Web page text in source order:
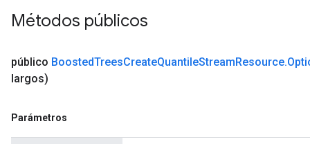
Métodos públicos
público BoostedTreesCreateQuantileStreamResource.
largos)
Parámetros